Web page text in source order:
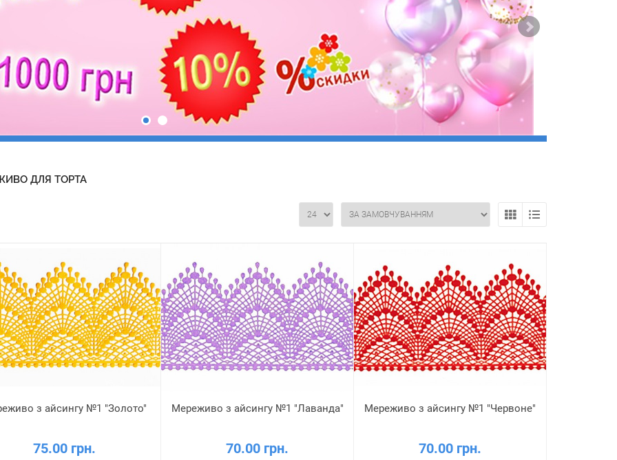
ДЛЯ ТОРТА
з айсингу №1 "Золото"
75.00 грн.
Мереживо з айсингу №1 "Лаванда"
70.00 грн.
Мереживо з айсингу №1 "Червоне"
70.00 грн.